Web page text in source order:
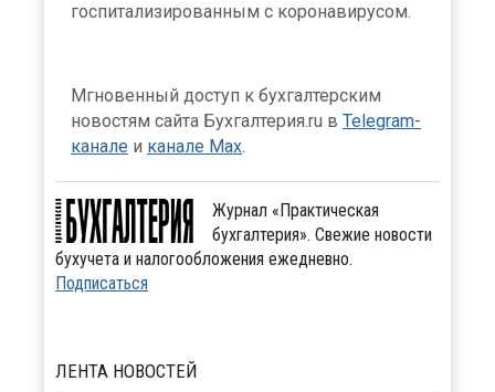
госпитализированным с коронавирусом.
Мгновенный доступ к бухгалтерским
новостям сайта Бухгалтерия.ru в Telegram-
канале и канале Max.
Журнал «Практическая
бухгалтерия». Свежие новости
бухучета и налогообложения ежедневно.
Подписаться
ЛЕНТА НОВОСТЕЙ